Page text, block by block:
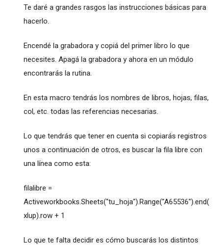
Te daré a grandes rasgos las instrucciones básicas para
hacerlo.
Encendé la grabadora y copiá del primer libro lo que
necesites. Apagá la grabadora y ahora en un módulo
encontrarás la rutina.
En esta macro tendrás los nombres de libros, hojas, filas,
col, etc. todas las referencias necesarias.
Lo que tendrás que tener en cuenta si copiarás registros
unos a continuación de otros, es buscar la fila libre con
una línea como esta:
filalibre =
Activeworkbooks.Sheets("tu_hoja").Range("A65536").end(
xlup).row + 1
Lo que te falta decidir es cómo buscarás los distintos